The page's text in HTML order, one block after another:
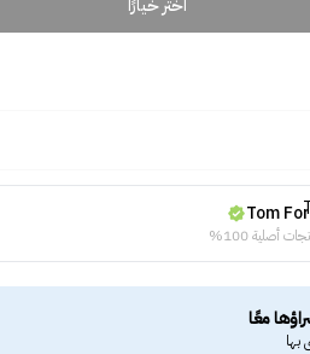
اختر خيارًا
Tom
أصلية 100%
معًا
بها